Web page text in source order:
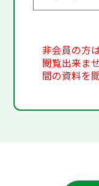
非会員の方
閲覧出来ま
間の資料を